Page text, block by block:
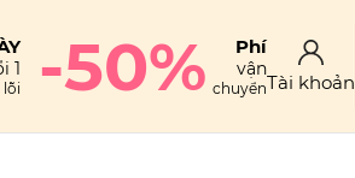
1
lỗi -50% Phí
vận
chuyểnTài khoản